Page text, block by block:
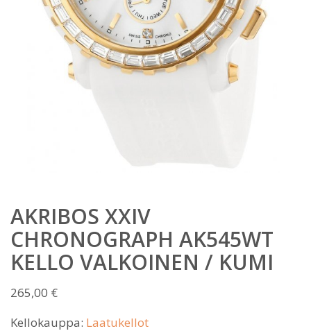
AKRIBOS XXIV
CHRONOGRAPH AK545WT
KELLO VALKOINEN / KUMI
265,00 €
Kellokauppa: Laatukellot